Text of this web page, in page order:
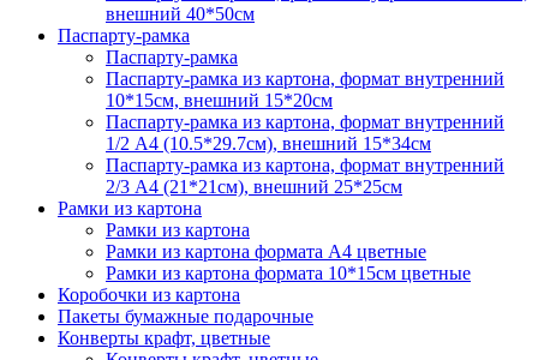
внешний 40*50см
Паспарту-рамка
Паспарту-рамка
Паспарту-рамка из картона, формат внутренний
10*15см, внешний 15*20см
Паспарту-рамка из картона, формат внутренний
1/2 А4 (10.5*29.7см), внешний 15*34см
Паспарту-рамка из картона, формат внутренний
2/3 А4 (21*21см), внешний 25*25см
Рамки из картона
Рамки из картона
Рамки из картона формата А4 цветные
Рамки из картона формата 10*15см цветные
Коробочки из картона
Пакеты бумажные подарочные
Конверты крафт, цветные